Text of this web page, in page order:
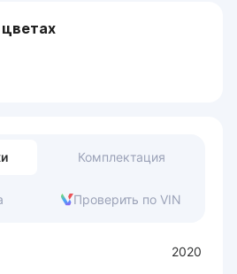
Комплектация
Проверить по VIN
2020